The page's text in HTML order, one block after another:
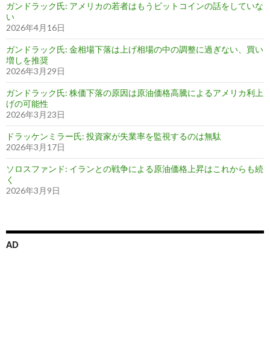
ガンドラック氏: アメリカの若者はもうビットコインの話をしていな
い
2026年4月16日
ガンドラック氏: 金相場下落は上げ相場の中の調整に過ぎない、買い
増しを推奨
2026年3月29日
ガンドラック氏: 株価下落の原因は原油価格高騰によるアメリカ利上
げの可能性
2026年3月23日
ドラッケンミラー氏: 投資家が失業率を監視するのは無駄
2026年3月17日
ソロスファンド: イランとの戦争による原油価格上昇はこれからも続
く
2026年3月9日
AD